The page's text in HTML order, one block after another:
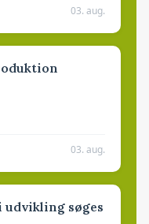
03. aug.
03. aug.
udvikling søges